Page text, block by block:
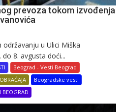
prevoza tokom izvođenja
u Ulici Miška
8. avgusta doći...
Beograd - Vesti Beograd
Beogradske vesti
BEOGRAD